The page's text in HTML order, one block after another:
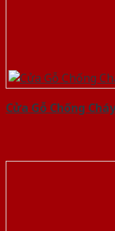
Cửa Gỗ Chống